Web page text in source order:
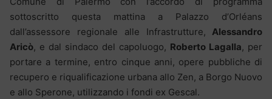
sottoscritto questa mattina a Palazzo d’Orléans
dall’assessore regionale alle Infrastrutture, Alessandro
Aricò, e dal sindaco del capoluogo, Roberto Lagalla, per
portare a termine, entro cinque anni, opere pubbliche di
recupero e riqualificazione urbana allo Zen, a Borgo Nuovo
e allo Sperone, utilizzando i fondi ex Gescal.